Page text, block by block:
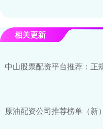
相关更新
中山股票配资平台推荐：正
原油配资公司推荐榜单（新）